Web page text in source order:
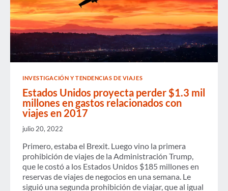
INVESTIGACIÓN Y TENDENCIAS DE VIAJES
Estados Unidos proyecta perder $1.3 mil
millones en gastos relacionados con
viajes en 2017
julio 20, 2022
Primero, estaba el Brexit. Luego vino la primera
prohibición de viajes de la Administración Trump,
que le costó a los Estados Unidos $185 millones en
reservas de viajes de negocios en una semana. Le
siguió una segunda prohibición de viajar, que al igual